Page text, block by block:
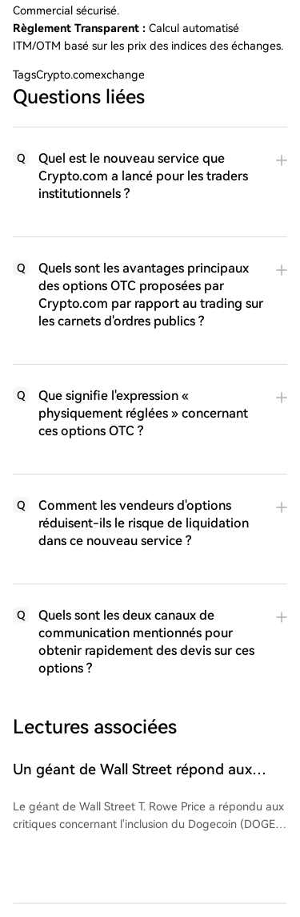
Commercial sécurisé.
Règlement Transparent : Calcul automatisé
ITM/OTM basé sur les prix des indices des échanges.
TagsCrypto.comexchange
Questions liées
Q
Quel est le nouveau service que
Crypto.com a lancé pour les traders
institutionnels ?
Q
Quels sont les avantages principaux
des options OTC proposées par
Crypto.com par rapport au trading sur
les carnets d'ordres publics ?
Q
Que signifie l'expression «
physiquement réglées » concernant
ces options OTC ?
Q
Comment les vendeurs d'options
réduisent-ils le risque de liquidation
dans ce nouveau service ?
Q
Quels sont les deux canaux de
communication mentionnés pour
obtenir rapidement des devis sur ces
options ?
Lectures associées
Un géant de Wall Street répond aux
(DOGE)
Le géant de Wall Street T. Rowe Price a répondu aux
critiques concernant l'inclusion du Dogecoin (DOGE)